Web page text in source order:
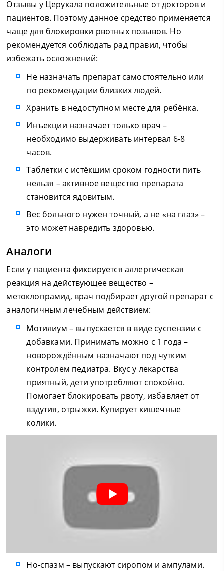
Отзывы у Церукала положительные от докторов и
пациентов. Поэтому данное средство применяется
чаще для блокировки рвотных позывов. Но
рекомендуется соблюдать рад правил, чтобы
избежать осложнений:
Не назначать препарат самостоятельно или
по рекомендации близких людей.
Хранить в недоступном месте для ребёнка.
Инъекции назначает только врач –
необходимо выдерживать интервал 6-8
часов.
Таблетки с истёкшим сроком годности пить
нельзя – активное вещество препарата
становится ядовитым.
Вес больного нужен точный, а не «на глаз» –
это может навредить здоровью.
Аналоги
Если у пациента фиксируется аллергическая
реакция на действующее вещество –
метоклопрамид, врач подбирает другой препарат с
аналогичным лечебным действием:
Мотилиум – выпускается в виде суспензии с
добавками. Принимать можно с 1 года –
новорождённым назначают под чутким
контролем педиатра. Вкус у лекарства
приятный, дети употребляют спокойно.
Помогает блокировать рвоту, избавляет от
вздутия, отрыжки. Купирует кишечные
колики.
Но-спазм – выпускают сиропом и ампулами.